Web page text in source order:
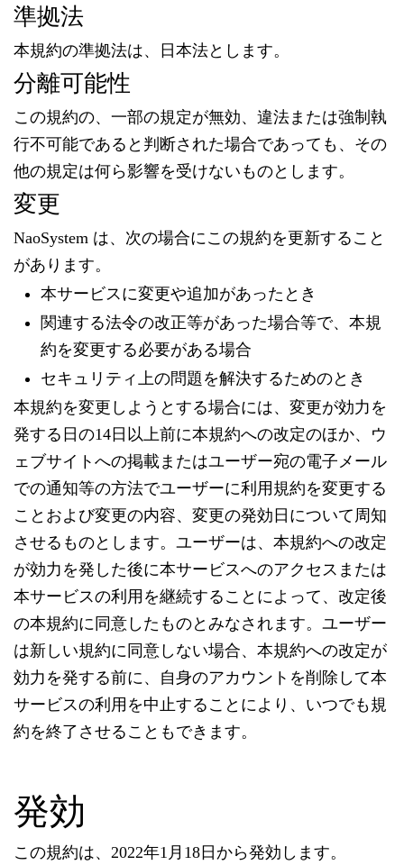
準拠法
本規約の準拠法は、日本法とします。
分離可能性
この規約の、一部の規定が無効、違法または強制執
行不可能であると判断された場合であっても、その
他の規定は何ら影響を受けないものとします。
変更
NaoSystem は、次の場合にこの規約を更新すること
があります。
本サービスに変更や追加があったとき
関連する法令の改正等があった場合等で、本規
約を変更する必要がある場合
セキュリティ上の問題を解決するためのとき
本規約を変更しようとする場合には、変更が効力を
発する日の14日以上前に本規約への改定のほか、ウ
ェブサイトへの掲載またはユーザー宛の電子メール
での通知等の方法でユーザーに利用規約を変更する
ことおよび変更の内容、変更の発効日について周知
させるものとします。ユーザーは、本規約への改定
が効力を発した後に本サービスへのアクセスまたは
本サービスの利用を継続することによって、改定後
の本規約に同意したものとみなされます。ユーザー
は新しい規約に同意しない場合、本規約への改定が
効力を発する前に、自身のアカウントを削除して本
サービスの利用を中止することにより、いつでも規
約を終了させることもできます。
発効
この規約は、2022年1月18日から発効します。